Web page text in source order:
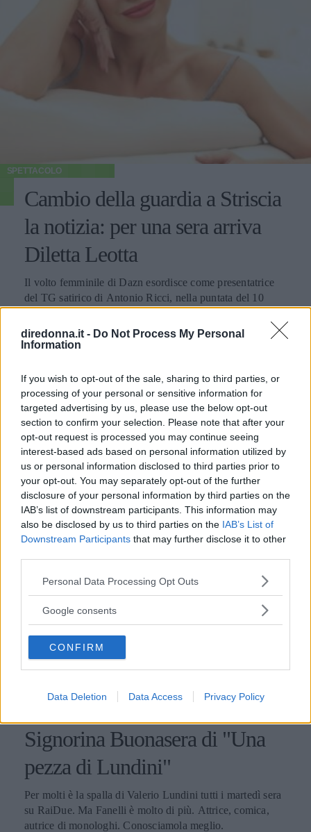
diredonna.it - Do Not Process My Personal
Information
If you wish to opt-out of the sale, sharing to third parties, or
processing of your personal or sensitive information for
targeted advertising by us, please use the below opt-out
section to confirm your selection. Please note that after your
opt-out request is processed you may continue seeing
interest-based ads based on personal information utilized by
us or personal information disclosed to third parties prior to
your opt-out. You may separately opt-out of the further
disclosure of your personal information by third parties on the
IAB’s list of downstream participants. This information may
also be disclosed by us to third parties on the IAB’s List of
Downstream Participants that may further disclose it to other
Please note that this website/app uses one or more Google
not limited to your visit or usage behaviour. You may click to
use your data for below specified purposes in below Google
consent section.
Personal Data Processing Opt Outs
Google consents
CONFIRM
Data Deletion Data Access Privacy Policy
SPETTACOLO
Cambio della guardia a Striscia
la notizia: per una sera arriva
Diletta Leotta
Il volto femminile di Dazn esordisce come presentatrice
del TG satirico di Antonio Ricci, nella puntata del 10
EMMA PIETRAROSA
Signorina Buonasera di "Una
pezza di Lundini"
Per molti è la spalla di Valerio Lundini tutti i martedì sera
su RaiDue. Ma Fanelli è molto di più. Attrice, comica,
autrice di monologhi. Conosciamola meglio.